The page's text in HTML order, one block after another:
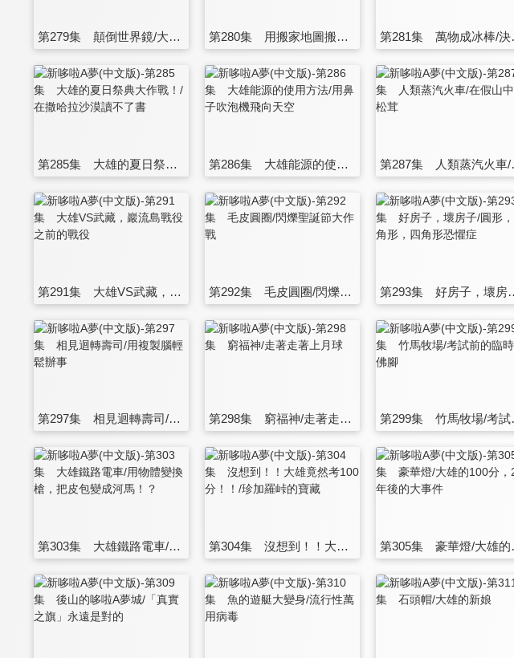
第279集 顛倒世界鏡/大雄的秘密隧道 第280集 用搬家地圖搬家/鏡子廣告 第
第285集 大雄的夏日祭典大作戰！/在撒哈拉沙漠讀不了書 第286集 大雄能源的使用方法/用鼻子吹泡機飛向天空 第
第291集 大雄VS武藏，巖流島戰役之前的戰役 第292集 毛皮圓圈/閃爍聖誕節大作戰 第293集 好房子
第297集 相見迴轉壽司/用複製腦輕鬆辦事 第298集 窮福神/走著走著上月球 第
第303集 大雄鐵路電車/用物體變換槍，把皮包變成河馬！？ 第304集 沒想到！！大雄竟然考100分！！/珍加羅峠的寶藏 第305